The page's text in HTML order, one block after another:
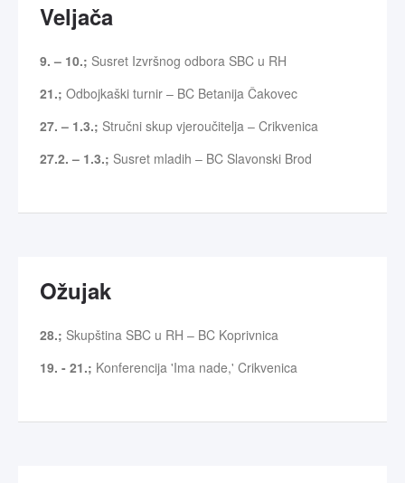
Veljača
9. – 10.; Susret Izvršnog odbora SBC u RH
21.; Odbojkaški turnir – BC Betanija Čakovec
27. – 1.3.; Stručni skup vjeroučitelja – Crikvenica
27.2. – 1.3.; Susret mladih – BC Slavonski Brod
Ožujak
28.; Skupština SBC u RH – BC Koprivnica
19. - 21.; Konferencija 'Ima nade,' Crikvenica